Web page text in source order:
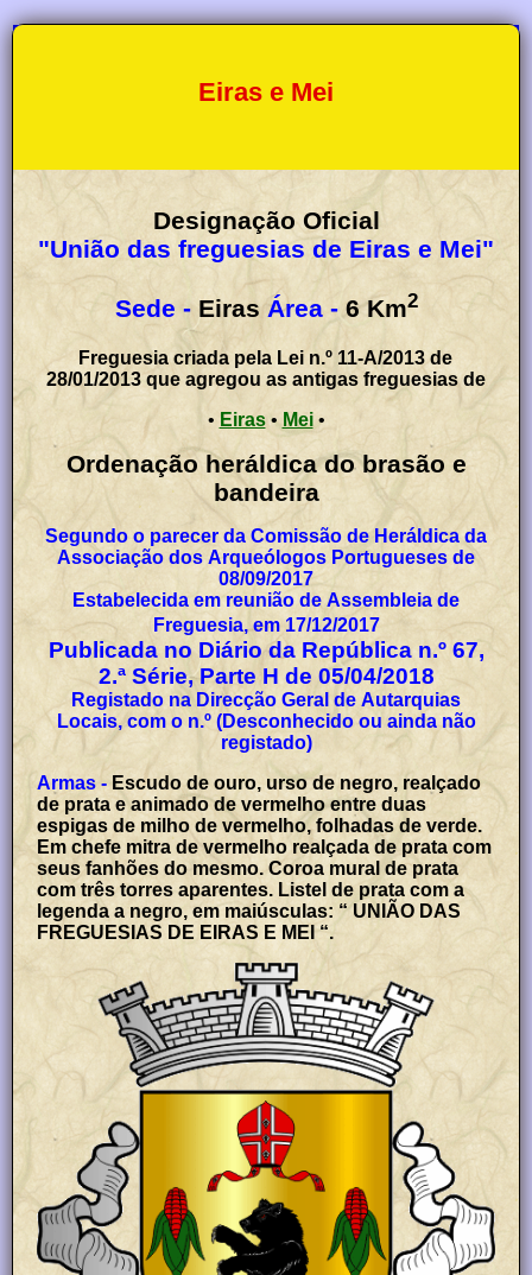
Eiras e Mei
Designação Oficial
"União das freguesias de Eiras e Mei"
Sede - EirasÁrea - 6 Km2
Freguesia criada pela Lei n.º 11-A/2013 de
28/01/2013 que agregou as antigas freguesias de
• Eiras• Mei•
Ordenação heráldica do brasão e
bandeira
Segundo o parecer da Comissão de Heráldica da
Associação dos Arqueólogos Portugueses de
08/09/2017
Estabelecida em reunião de Assembleia de
Freguesia, em 17/12/2017
Publicada no Diário da República n.º 67,
2.ª Série, Parte H de 05/04/2018
Registado na Direcção Geral de Autarquias
Locais, com o n.º (Desconhecido ou ainda não
registado)
Armas - Escudo de ouro, urso de negro, realçado
de prata e animado de vermelho entre duas
espigas de milho de vermelho, folhadas de verde.
Em chefe mitra de vermelho realçada de prata com
seus fanhões do mesmo. Coroa mural de prata
com três torres aparentes. Listel de prata com a
legenda a negro, em maiúsculas: “ UNIÃO DAS
FREGUESIAS DE EIRAS E MEI “.